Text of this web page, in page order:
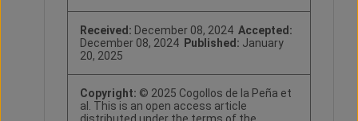
Received: December 08, 2024Accepted:
December 08, 2024 Published: January
20, 2025
Copyright: © 2025 Cogollos de la Peña et
al. This is an open access article
distributed under the terms of the